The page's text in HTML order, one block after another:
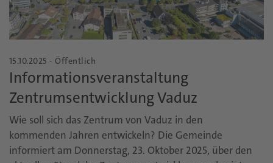
15.10.2025 - Öffentlich
Informationsveranstaltung
Zentrumsentwicklung Vaduz
Wie soll sich das Zentrum von Vaduz in den
kommenden Jahren entwickeln? Die Gemeinde
informiert am Donnerstag, 23. Oktober 2025, über den